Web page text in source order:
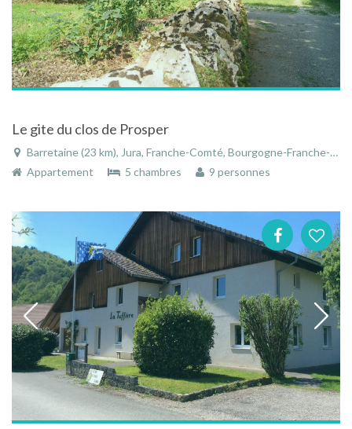
Le gite du clos de Prosper
Barretaine (23 km), Jura, Franche-Comté, Bourgogne-Franche-Comté, France
Appartement
5 chambres 9 personnes